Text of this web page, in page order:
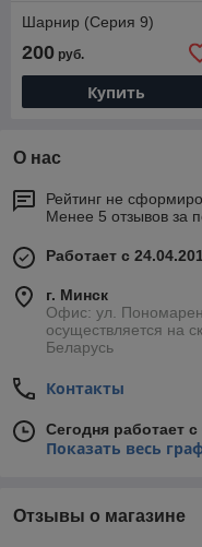
Шарнир (Серия 9)
200 руб.
Купить
О нас
Рейтинг не
Менее 5 отзывов за
Работает с
г. Минск
Офис: ул.
осуществляется на
Беларусь
Контакты
Сегодня работает
Показать весь
Отзывы о магазине